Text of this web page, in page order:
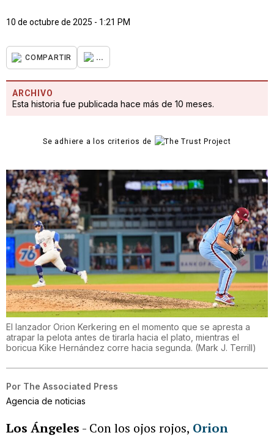
10 de octubre de 2025 - 1:21 PM
COMPARTIR ...
ARCHIVO
Esta historia fue publicada hace más de 10 meses.
Se adhiere a los criterios de
El lanzador Orion Kerkering en el momento que se apresta a
atrapar la pelota antes de tirarla hacia el plato, mientras el
boricua Kike Hernández corre hacia segunda. (Mark J. Terrill)
Por The Associated Press
Agencia de noticias
Los Ángeles - Con los ojos rojos, Orion